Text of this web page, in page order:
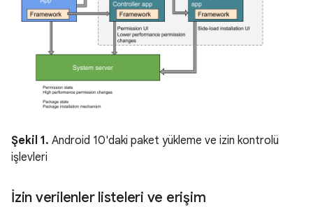
Şekil 1. Android 10'daki paket yükleme ve izin kontrolü
işlevleri
İzin verilenler listeleri ve erişim